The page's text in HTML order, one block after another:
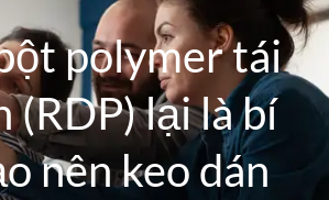
polymer tái
(RDP) lại là bí
nên keo dán